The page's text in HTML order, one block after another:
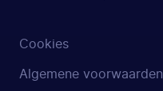
Cookies
Algemene voorwaarden